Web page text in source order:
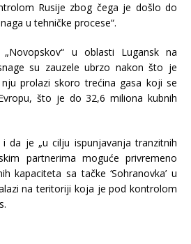
Rusije zbog čega je došlo do
u tehničke procese“.
„Novopskov“ u oblasti Lugansk na
su zauzele ubrzo nakon što je
prolazi skoro trećina gasa koji se
što je do 32,6 miliona kubnih
da je „u cilju ispunjavanja tranzitnih
partnerima moguće privremeno
kapaciteta sa tačke ‘Sohranovka’ u
na teritoriji koja je pod kontrolom